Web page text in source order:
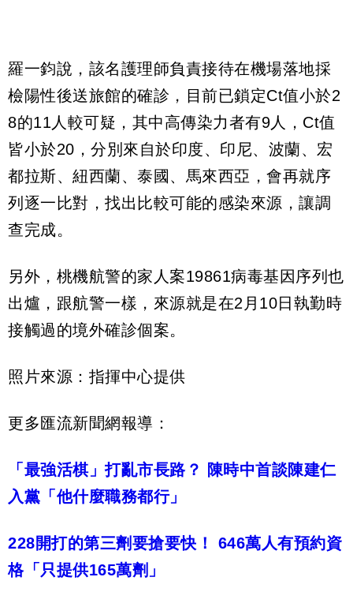
羅一鈞說，該名護理師負責接待在機場落地採
檢陽性後送旅館的確診，目前已鎖定Ct值小於2
8的11人較可疑，其中高傳染力者有9人，Ct值
皆小於20，分別來自於印度、印尼、波蘭、宏
都拉斯、紐西蘭、泰國、馬來西亞，會再就序
列逐一比對，找出比較可能的感染來源，讓調
查完成。
另外，桃機航警的家人案19861病毒基因序列也
出爐，跟航警一樣，來源就是在2月10日執勤時
接觸過的境外確診個案。
照片來源：指揮中心提供
更多匯流新聞網報導：
「最強活棋」打亂市長路？ 陳時中首談陳建仁
入黨「他什麼職務都行」
228開打的第三劑要搶要快！ 646萬人有預約資
格「只提供165萬劑」